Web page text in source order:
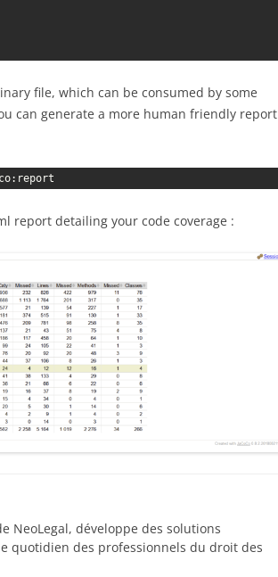
file, which can be consumed by some
can generate a more human friendly report
report detailing your code coverage :
NeoLegal, développe des solutions
quotidien des professionnels du droit des